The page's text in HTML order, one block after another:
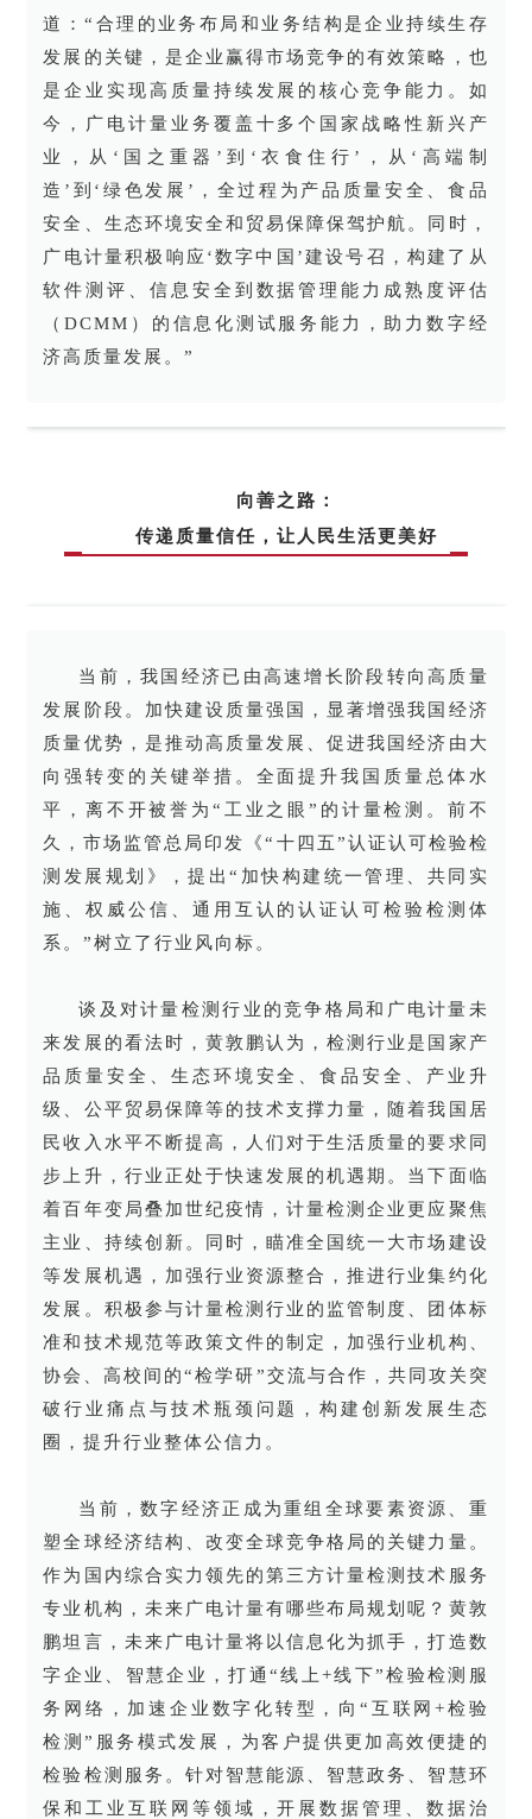
道：“合理的业务布局和业务结构是企业持续生存
发展的关键，是企业赢得市场竞争的有效策略，也
是企业实现高质量持续发展的核心竞争能力。如
今，广电计量业务覆盖十多个国家战略性新兴产
业，从‘国之重器’到‘衣食住行’，从‘高端制
造’到‘绿色发展’，全过程为产品质量安全、食品
安全、生态环境安全和贸易保障保驾护航。同时，
广电计量积极响应‘数字中国’建设号召，构建了从
软件测评、信息安全到数据管理能力成熟度评估
（DCMM）的信息化测试服务能力，助力数字经
济高质量发展。”
向善之路：
传递质量信任，让人民生活更美好
当前，我国经济已由高速增长阶段转向高质量
发展阶段。加快建设质量强国，显著增强我国经济
质量优势，是推动高质量发展、促进我国经济由大
向强转变的关键举措。全面提升我国质量总体水
平，离不开被誉为“工业之眼”的计量检测。前不
久，市场监管总局印发《“十四五”认证认可检验检
测发展规划》，提出“加快构建统一管理、共同实
施、权威公信、通用互认的认证认可检验检测体
系。”树立了行业风向标。
谈及对计量检测行业的竞争格局和广电计量未
来发展的看法时，黄敦鹏认为，检测行业是国家产
品质量安全、生态环境安全、食品安全、产业升
级、公平贸易保障等的技术支撑力量，随着我国居
民收入水平不断提高，人们对于生活质量的要求同
步上升，行业正处于快速发展的机遇期。当下面临
着百年变局叠加世纪疫情，计量检测企业更应聚焦
主业、持续创新。同时，瞄准全国统一大市场建设
等发展机遇，加强行业资源整合，推进行业集约化
发展。积极参与计量检测行业的监管制度、团体标
准和技术规范等政策文件的制定，加强行业机构、
协会、高校间的“检学研”交流与合作，共同攻关突
破行业痛点与技术瓶颈问题，构建创新发展生态
圈，提升行业整体公信力。
当前，数字经济正成为重组全球要素资源、重
塑全球经济结构、改变全球竞争格局的关键力量。
作为国内综合实力领先的第三方计量检测技术服务
专业机构，未来广电计量有哪些布局规划呢？黄敦
鹏坦言，未来广电计量将以信息化为抓手，打造数
字企业、智慧企业，打通“线上+线下”检验检测服
务网络，加速企业数字化转型，向“互联网+检验
检测”服务模式发展，为客户提供更加高效便捷的
检验检测服务。针对智慧能源、智慧政务、智慧环
保和工业互联网等领域，开展数据管理、数据治